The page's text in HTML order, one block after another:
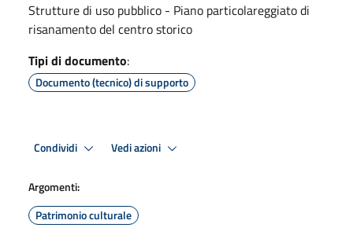
Strutture di uso pubblico - Piano particolareggiato di
risanamento del centro storico
Tipi di documento:
Documento (tecnico) di supporto
Condividi Vedi azioni
Argomenti:
Patrimonio culturale